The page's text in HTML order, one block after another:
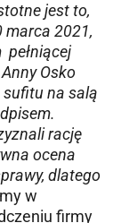
jest to,
marca 2021,
Osko
sufitu na salą
rację
ocena
dlatego
w
firmy